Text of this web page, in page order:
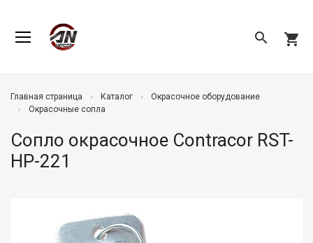
search shopping_cart
Главная страница Каталог
Окрасочное оборудование
Окрасочные сопла
Сопло окрасочное Contracor RST-
HP-221